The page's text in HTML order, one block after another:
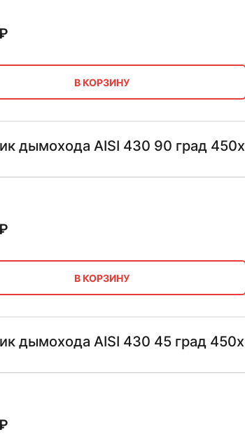
В КОРЗИНУ
дымохода AISI 430 90 град
В КОРЗИНУ
дымохода AISI 430 45 град